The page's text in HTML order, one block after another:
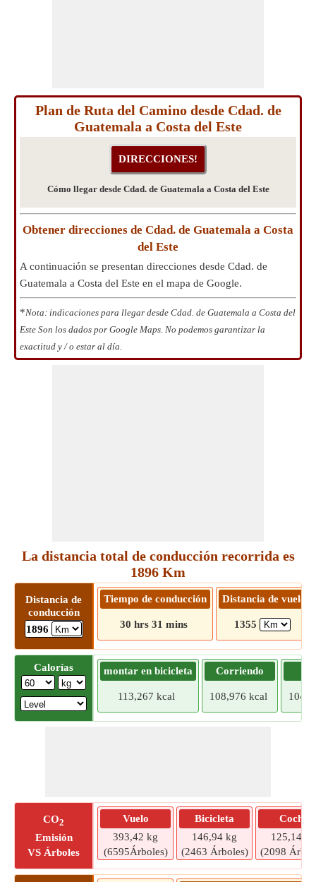
Plan de Ruta del Camino desde Cdad. de
Guatemala a Costa del Este
Cómo llegar desde Cdad. de Guatemala a Costa del Este
Obtener direcciones de Cdad. de Guatemala a Costa
del Este
A continuación se presentan direcciones desde Cdad. de
Guatemala a Costa del Este en el mapa de Google.
*Nota: indicaciones para llegar desde Cdad. de Guatemala a Costa del
Este Son los dados por Google Maps. No podemos garantizar la
exactitud y / o estar al día.
La distancia total de conducción recorrida es
1896 Km
Distancia de
conducción
1896
Tiempo de conducción
30 hrs 31 mins
Distancia de vuelo
1355
Calorías montar en bicicleta
113,267 kcal
Corriendo
108,976 kcal
CO2
Emisión
VS Árboles
Vuelo
393,42 kg
(6595Árboles)
Bicicleta
146,94 kg
(2463 Árboles)
Coche
125,14 kg
(2098